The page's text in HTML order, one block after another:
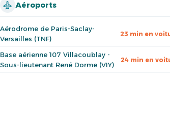
Aéroports
Aérodrome de Paris-Saclay-
Versailles (TNF)
23 min en
Base aérienne 107 Villacoublay -
Sous-lieutenant René Dorme (VIY)
24 min en